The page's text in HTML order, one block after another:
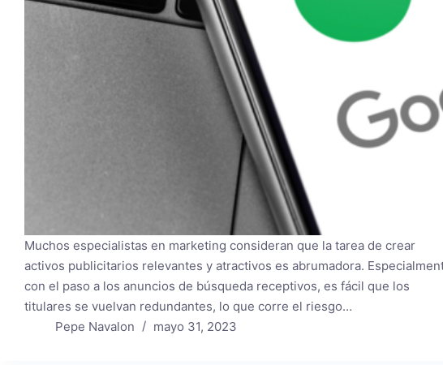
Muchos especialistas en marketing consideran que la tarea de crear
activos publicitarios relevantes y atractivos es abrumadora.
con el paso a los anuncios de búsqueda receptivos, es fácil que los
titulares se vuelvan redundantes, lo que corre el riesgo…
Pepe Navalon
mayo 31, 2023